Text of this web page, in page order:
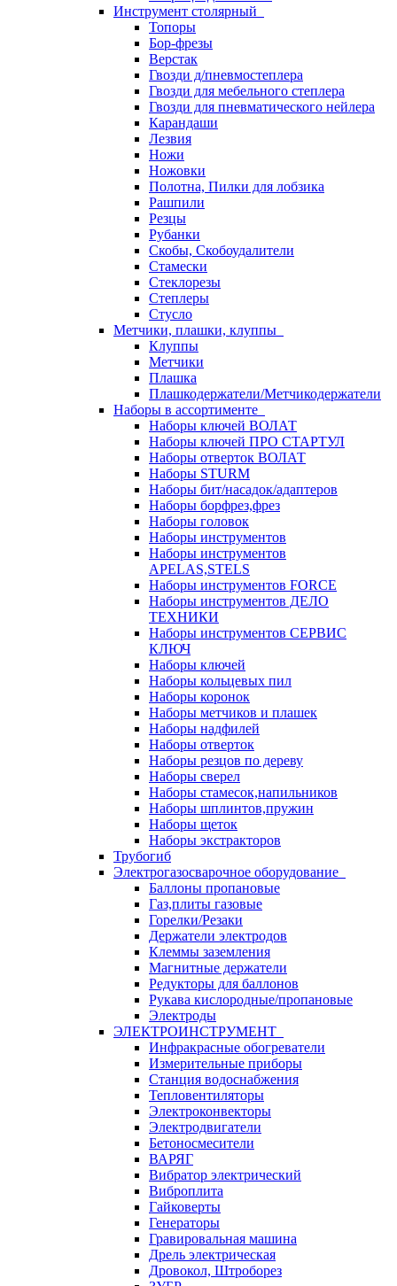
Инструмент столярный
Топоры
Бор-фрезы
Верстак
Гвозди д/пневмостеплера
Гвозди для мебельного степлера
Гвозди для пневматического нейлера
Карандаши
Лезвия
Ножи
Ножовки
Полотна, Пилки для лобзика
Рашпили
Резцы
Рубанки
Скобы, Скобоудалители
Стамески
Стеклорезы
Степлеры
Стусло
Метчики, плашки, клуппы
Клуппы
Метчики
Плашка
Плашкодержатели/Метчикодержатели
Наборы в ассортименте
Наборы ключей ВОЛАТ
Наборы ключей ПРО СТАРТУЛ
Наборы отверток ВОЛАТ
Наборы STURM
Наборы бит/насадок/адаптеров
Наборы борфрез,фрез
Наборы головок
Наборы инструментов
Наборы инструментов
APELAS,STELS
Наборы инструментов FORCE
Наборы инструментов ДЕЛО
ТЕХНИКИ
Наборы инструментов СЕРВИС
КЛЮЧ
Наборы ключей
Наборы кольцевых пил
Наборы коронок
Наборы метчиков и плашек
Наборы надфилей
Наборы отверток
Наборы резцов по дереву
Наборы сверел
Наборы стамесок,напильников
Наборы шплинтов,пружин
Наборы щеток
Наборы экстракторов
Трубогиб
Электрогазосварочное оборудование
Баллоны пропановые
Газ,плиты газовые
Горелки/Резаки
Держатели электродов
Клеммы заземления
Магнитные держатели
Редукторы для баллонов
Рукава кислородные/пропановые
Электроды
ЭЛЕКТРОИНСТРУМЕНТ
Инфракрасные обогреватели
Измерительные приборы
Станция водоснабжения
Тепловентиляторы
Электроконвекторы
Электродвигатели
Бетоносмесители
ВАРЯГ
Вибратор электрический
Виброплита
Гайковерты
Генераторы
Гравировальная машина
Дрель электрическая
Дровокол, Штроборез